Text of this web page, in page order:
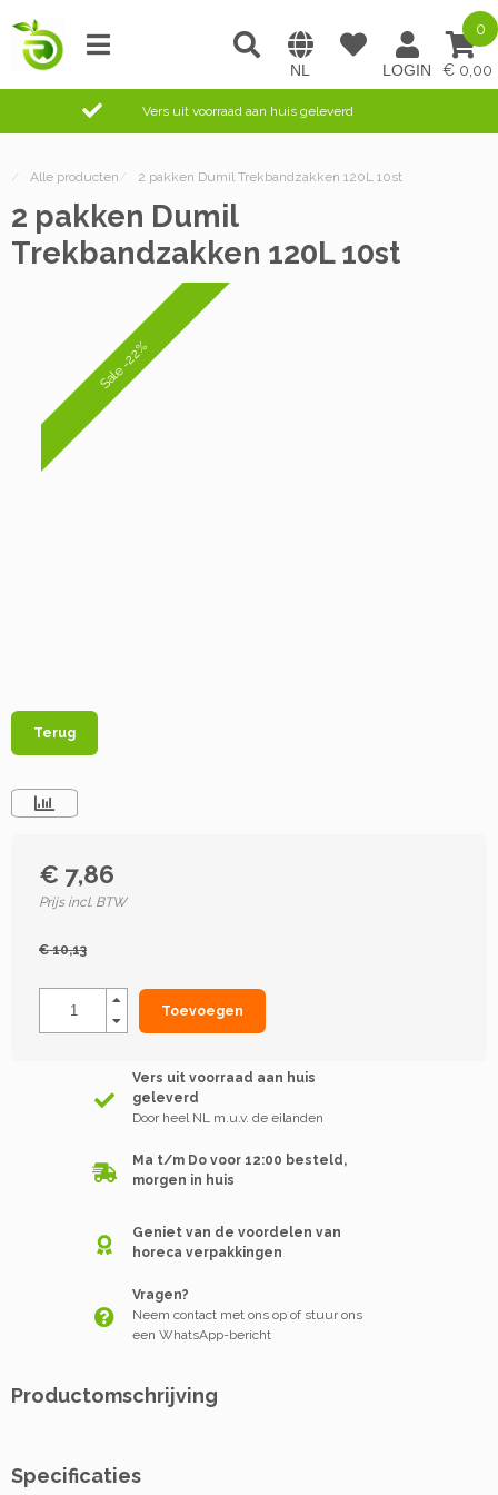
0,00
0
Vers uit voorraad aan huis geleverd
/ Alle producten / 2 pakken Dumil Trekbandzakken 120L 10st
2 pakken Dumil
Trekbandzakken 120L 10st
Sale -22%
Terug
€ 7,86
Prijs incl. BTW
€ 10,13
Toevoegen
Vers uit voorraad aan huis
geleverd
Door heel NL m.u.v. de eilanden
Ma t/m Do voor 12:00 besteld,
morgen in huis
Geniet van de voordelen van
horeca verpakkingen
Vragen?
Neem contact met ons op of stuur ons
een WhatsApp-bericht
Productomschrijving
Specificaties